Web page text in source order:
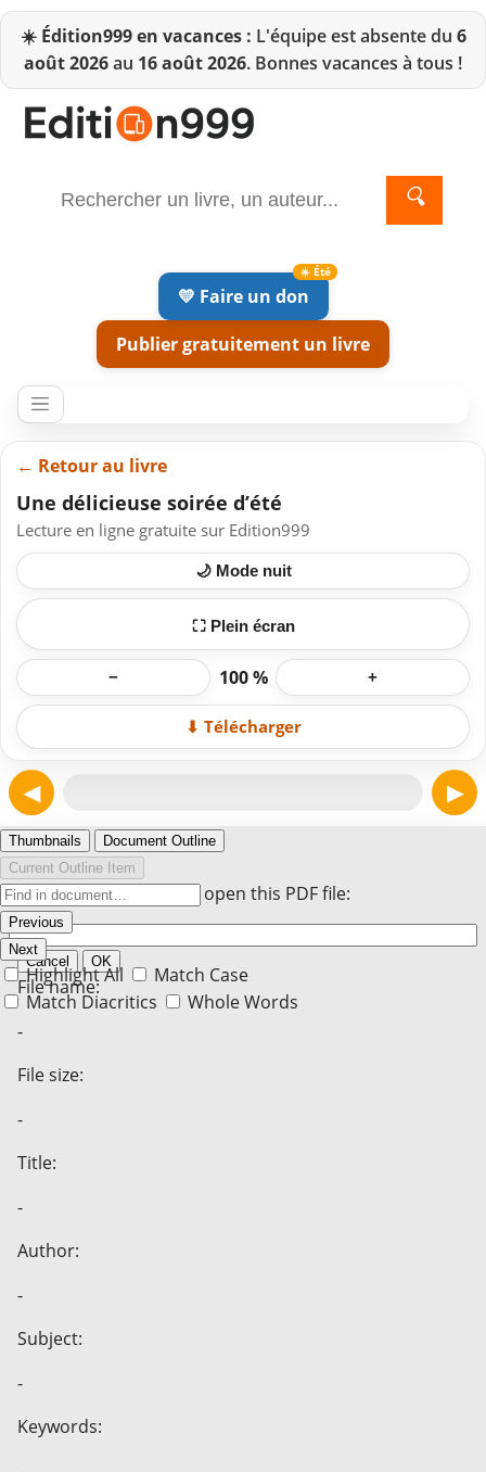
☀️ Édition999 en vacances : L'équipe est absente du 6
août 2026au 16 août 2026. Bonnes vacances à tous !
🔍
💛 Faire un don
Publier gratuitement un livre
← Retour au livre
Une délicieuse soirée d’été
Lecture en ligne gratuite sur Edition999
🌙 Mode nuit
⛶ Plein écran
− 100 % +
⬇ Télécharger
◀ ▶
Thumbnails
Document Outline
Current Outline Item
Previous
Next
Highlight All
Match Case
Match Diacritics
Whole Words
Enter the password to open this PDF file:
Cancel OK
File name:
-
File size:
-
Title:
-
Author:
-
Subject:
-
Keywords: